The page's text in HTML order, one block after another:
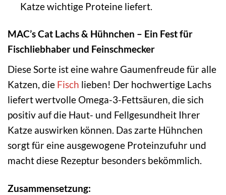
Katze wichtige Proteine liefert.
MAC’s Cat Lachs & Hühnchen – Ein Fest für
Fischliebhaber und Feinschmecker
Diese Sorte ist eine wahre Gaumenfreude für alle
Katzen, die Fisch lieben! Der hochwertige Lachs
liefert wertvolle Omega-3-Fettsäuren, die sich
positiv auf die Haut- und Fellgesundheit Ihrer
Katze auswirken können. Das zarte Hühnchen
sorgt für eine ausgewogene Proteinzufuhr und
macht diese Rezeptur besonders bekömmlich.
Zusammensetzung: